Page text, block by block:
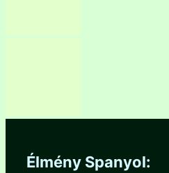
Élmény Spanyol: